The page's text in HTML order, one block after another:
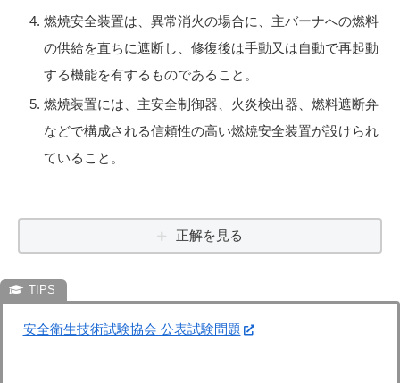
燃焼安全装置は、異常消火の場合に、主バーナへの燃料
の供給を直ちに遮断し、修復後は手動又は自動で再起動
する機能を有するものであること。
燃焼装置には、主安全制御器、火炎検出器、燃料遮断弁
などで構成される信頼性の高い燃焼安全装置が設けられ
ていること。
正解を見る
安全衛生技術試験協会 公表試験問題